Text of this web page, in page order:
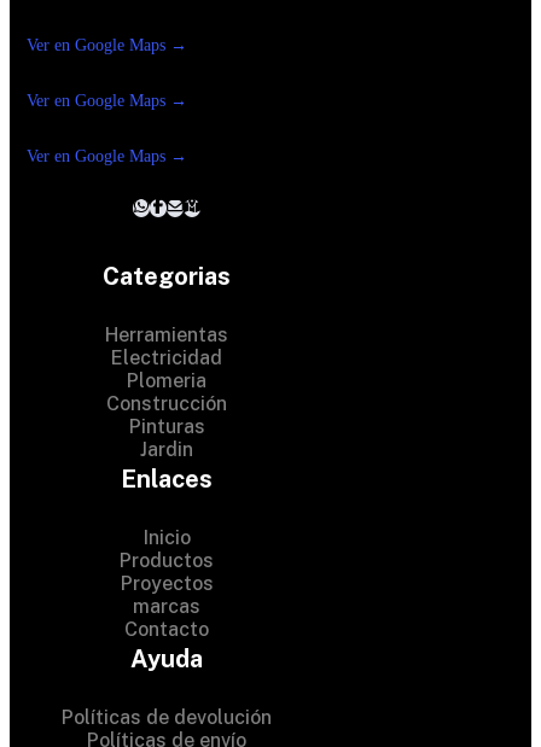
Ver en Google Maps →
Ver en Google Maps →
Ver en Google Maps →
Categorias
Herramientas
Electricidad
Plomeria
Construcción
Pinturas
Jardin
Enlaces
Inicio
Productos
Proyectos
marcas
Contacto
Ayuda
Políticas de devolución
Políticas de envío